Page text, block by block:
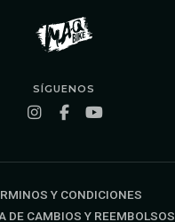
SÍGUENOS
Y CONDICIONES
DE CAMBIOS Y REEMBOLSOS